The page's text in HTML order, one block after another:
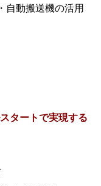
自動搬送機の活用
タートで実現する